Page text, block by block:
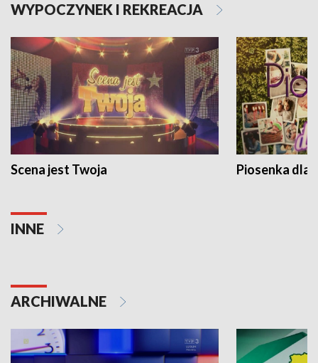
WYPOCZYNEK I REKREACJA
Scena jest Twoja Piosenka dla
INNE
ARCHIWALNE